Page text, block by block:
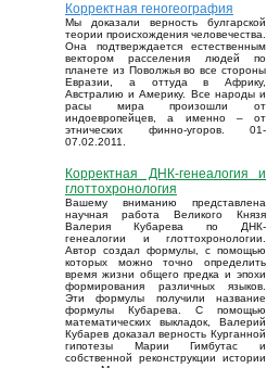
Корректная геногеография
Мы доказали верность булгарской
теории происхождения человечества.
Она подтверждается естественным
вектором расселения людей по
планете из Поволжья во все стороны
Евразии, а оттуда в Африку,
Австралию и Америку. Все народы и
расы мира произошли от
индоевропейцев, а именно – от
этнических финно-угоров. 01-
07.02.2011.
Корректная ДНК-генеалогия и
глоттохронология
Вашему вниманию представлена
научная работа Великого Князя
Валерия Кубарева по ДНК-
генеалогии и глоттохронологии.
Автор создал формулы, с помощью
которых можно точно определить
время жизни общего предка и эпохи
формирования различных языков.
Эти формулы получили название
формулы Кубарева. С помощью
математических выкладок, Валерий
Кубарев доказал верность Курганной
гипотезы Марии Гимбутас и
собственной реконструкции истории